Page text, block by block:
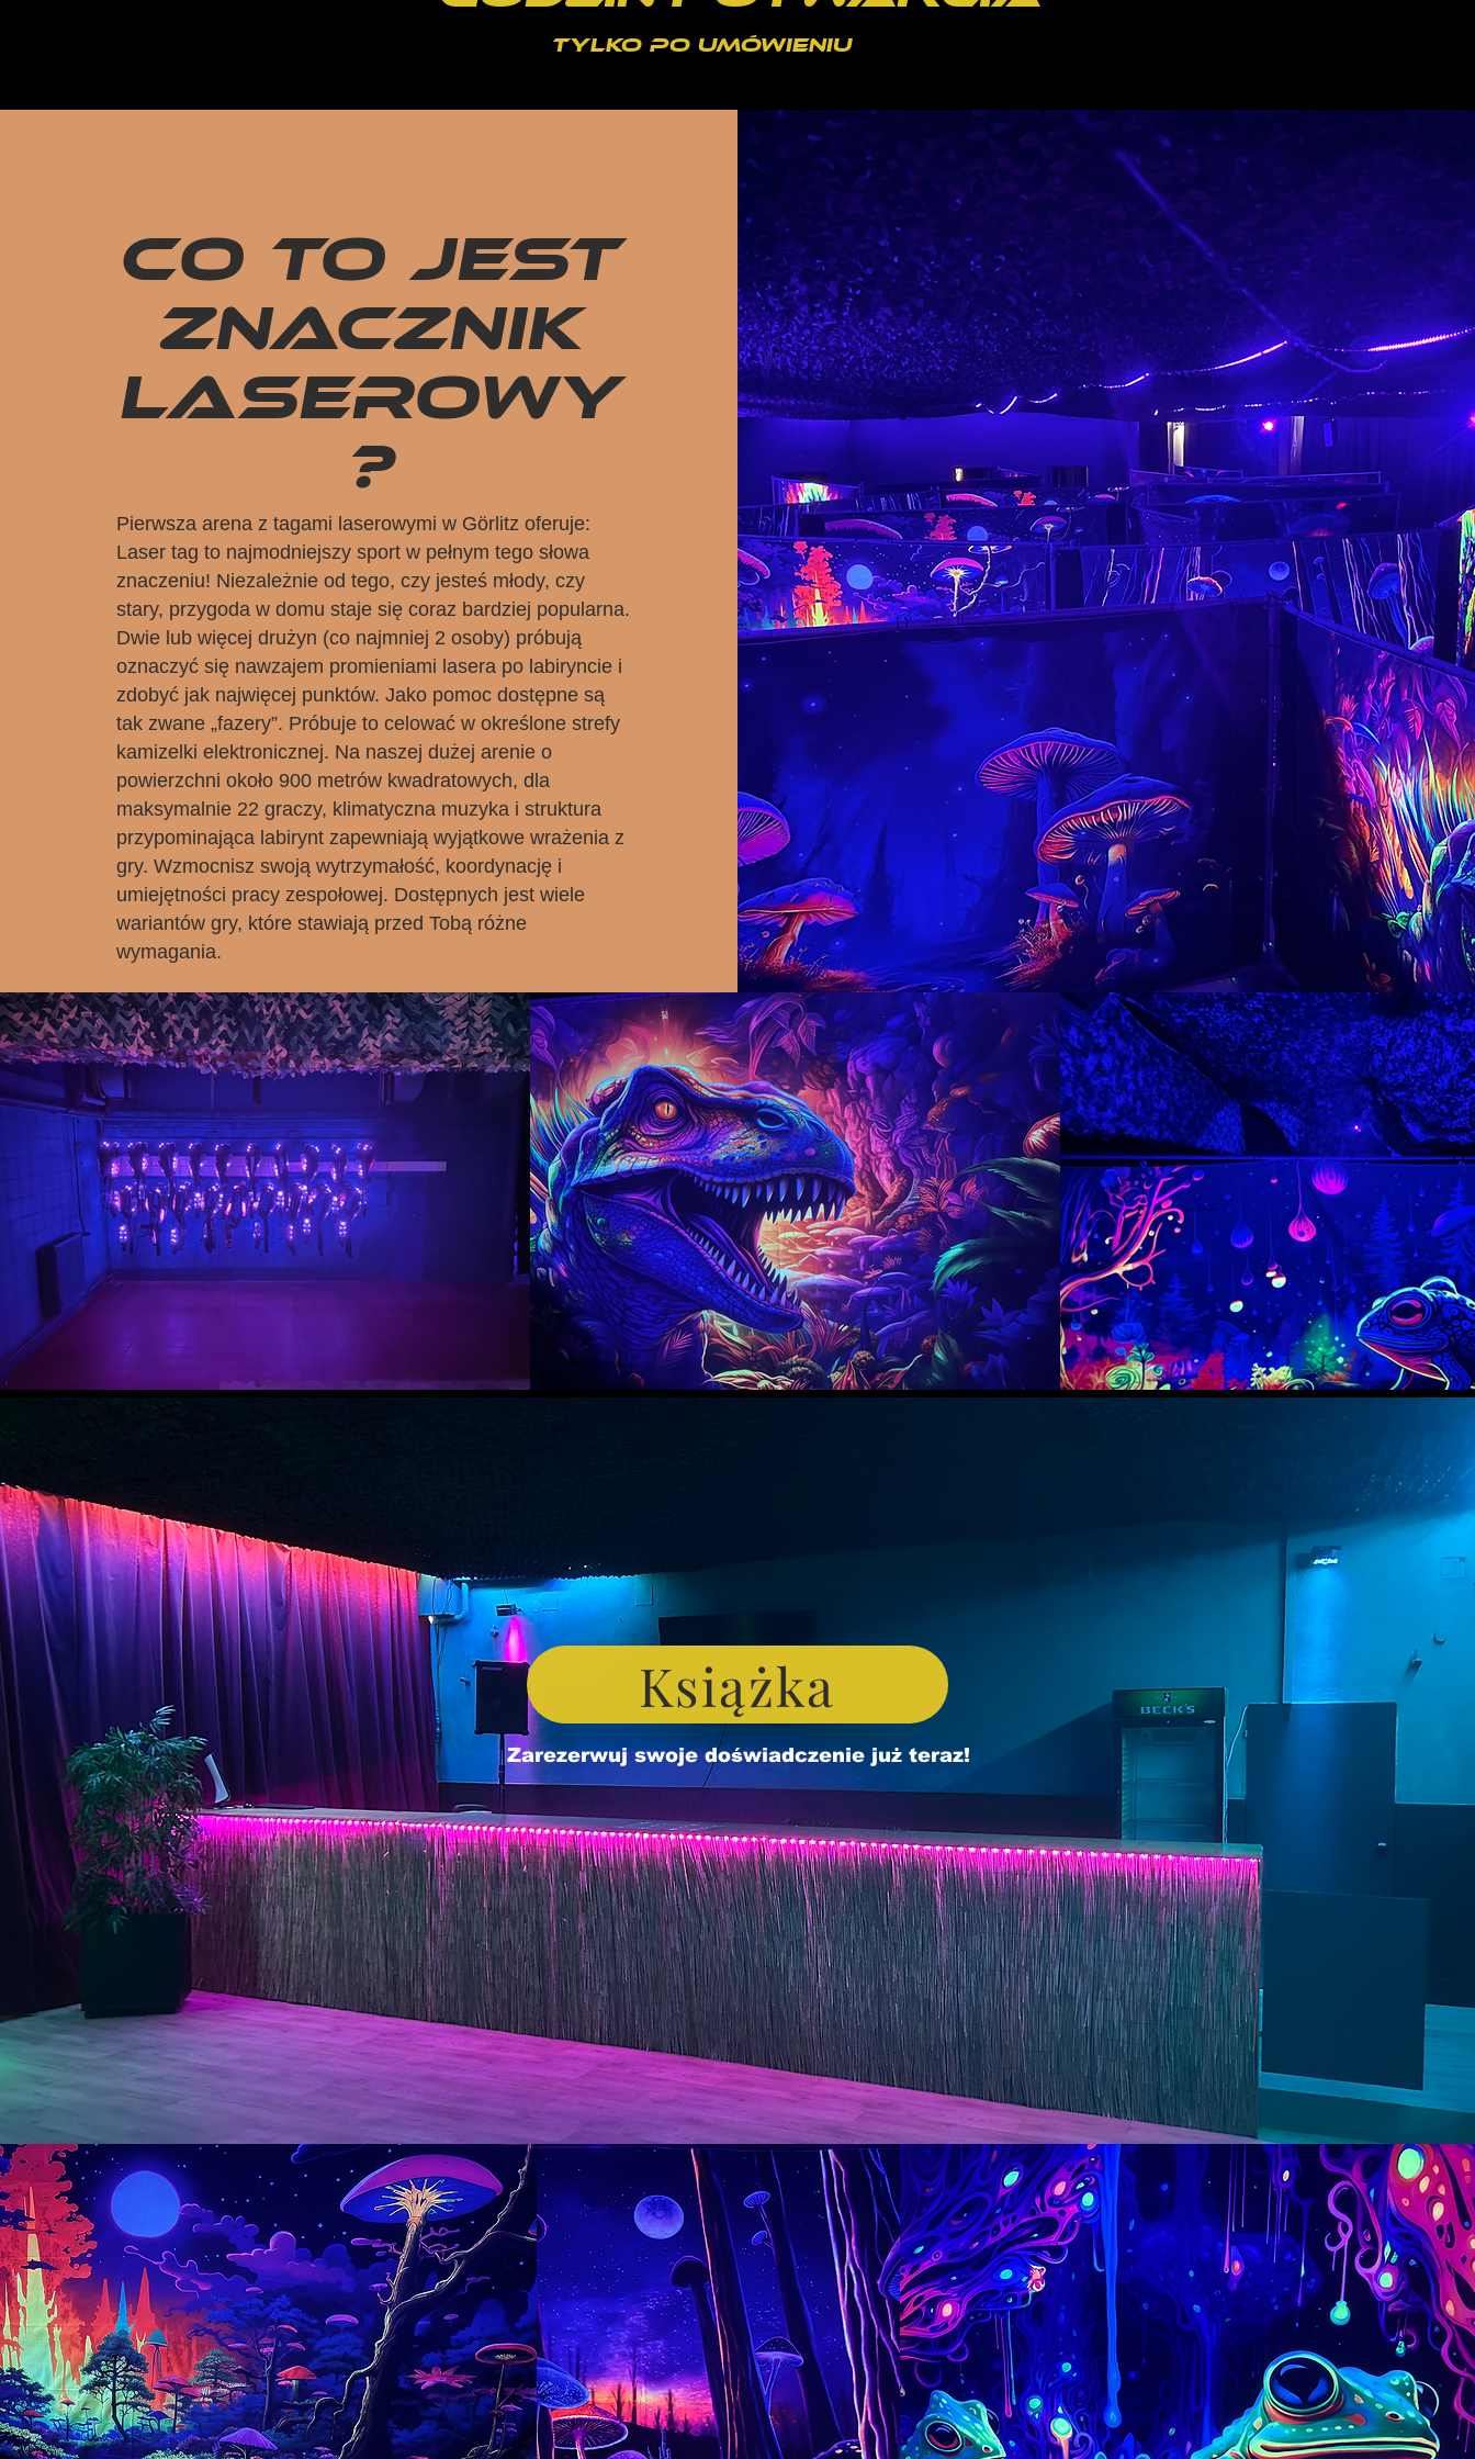
Tylko po umówieniu
Co to jest
znacznik
laserowy
?
Pierwsza arena z tagami laserowymi w Görlitz oferuje:
Laser tag to najmodniejszy sport w pełnym tego słowa
znaczeniu! Niezależnie od tego, czy jesteś młody, czy
stary, przygoda w domu staje się coraz bardziej popularna.
Dwie lub więcej drużyn (co najmniej 2 osoby) próbują
oznaczyć się nawzajem promieniami lasera po labiryncie i
zdobyć jak najwięcej punktów. Jako pomoc dostępne są
tak zwane „fazery”. Próbuje to celować w określone strefy
kamizelki elektronicznej. Na naszej dużej arenie o
powierzchni około 900 metrów kwadratowych, dla
maksymalnie 22 graczy, klimatyczna muzyka i struktura
przypominająca labirynt zapewniają wyjątkowe wrażenia z
gry. Wzmocnisz swoją wytrzymałość, koordynację i
umiejętności pracy zespołowej. Dostępnych jest wiele
wariantów gry, które stawiają przed Tobą różne
wymagania.
Książka
Zarezerwuj swoje doświadczenie już teraz!